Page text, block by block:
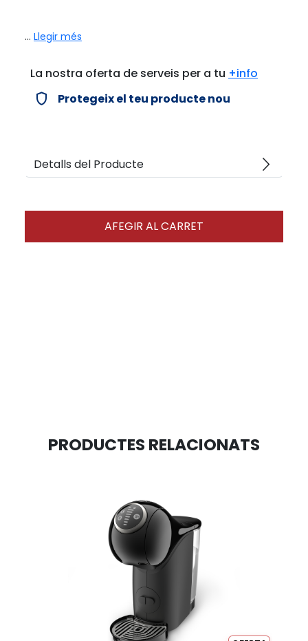
... Llegir més
La nostra oferta de serveis per a tu +info
verified_user Protegeix el teu producte nou
Detalls del Producte arrow_forward_ios
AFEGIR AL CARRET
PRODUCTES RELACIONATS